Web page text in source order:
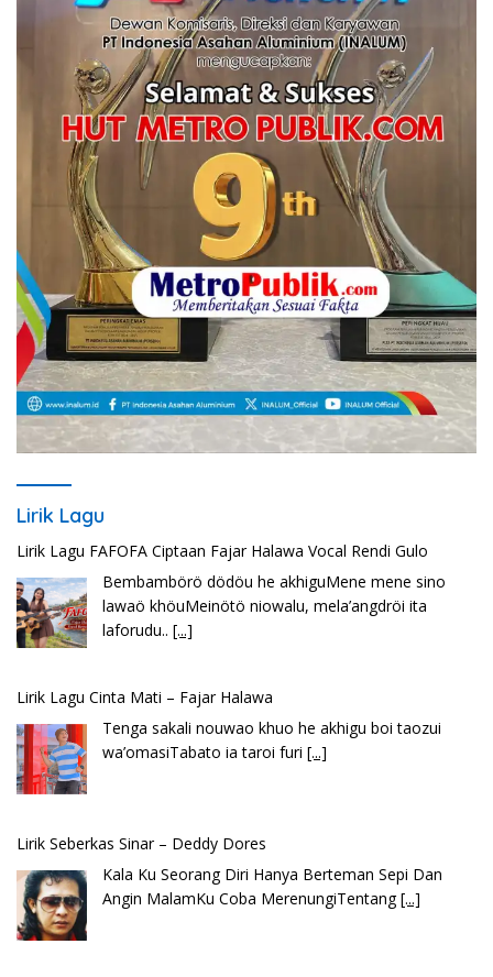
Lirik Lagu
Lirik Lagu Cinta Mati – Fajar Halawa
Tenga sakali nouwao khuo he akhigu boi taozui
wa’omasiTabato ia taroi furi[...]
Lirik Seberkas Sinar – Deddy Dores
Kala Ku Seorang Diri Hanya Berteman Sepi Dan
Angin MalamKu Coba MerenungiTentang
Lirik Lagu Batak Sopanagaman – Go’Rame Band
Hu bila ngi ari do hot bulanHusalpui nang dohot
taonSoada tonamNaso masihol[...]